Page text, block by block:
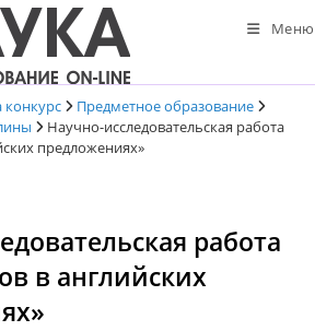
Меню
конкурс
Предметное образование
Научно-исследовательская работа
предложениях»
работа
в английских